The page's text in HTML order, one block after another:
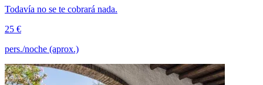
Todavía no se te cobrará nada.
25 €
pers./noche (aprox.)